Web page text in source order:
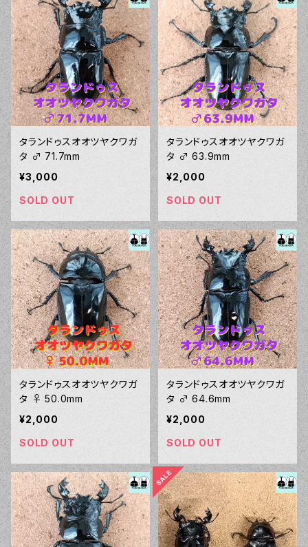
タランドゥスオオツヤクワガ
タ ♂ 71.7mm
¥3,000
SOLD OUT
タランドゥスオオツヤクワガ
タ ♂ 63.9mm
¥2,000
SOLD OUT
タランドゥスオオツヤクワガ
タ ♀ 50.0mm
¥2,000
SOLD OUT
タランドゥスオオツヤクワガ
タ ♂ 64.6mm
¥2,000
SOLD OUT